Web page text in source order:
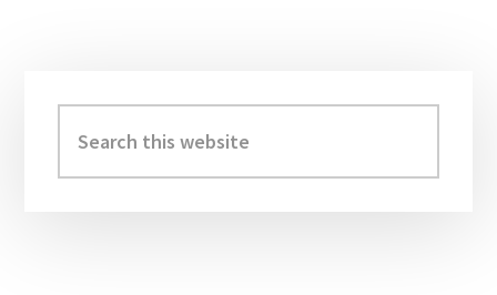
Sidebar
this
website